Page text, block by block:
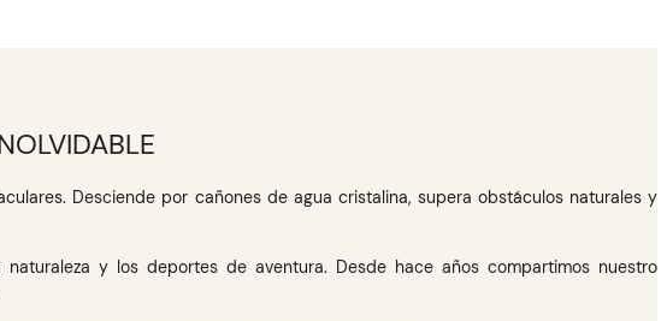
Desciende por cañones de agua cristalina, supera obstáculos naturales y
y los deportes de aventura. Desde hace años compartimos nuestro